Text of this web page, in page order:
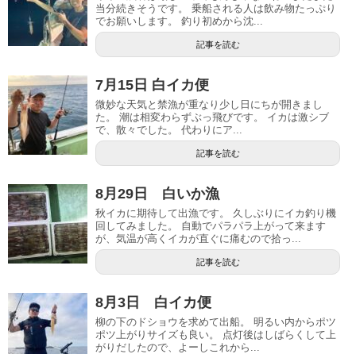
当分続きそうです。 乗船される人は飲み物たっぷり
でお願いします。 釣り初めから沈...
記事を読む
7月15日 白イカ便
微妙な天気と禁漁が重なり少し日にちが開きまし
た。 潮は相変わらずぶっ飛びです。 イカは激シブ
で、散々でした。 代わりにア...
記事を読む
8月29日 白いか漁
秋イカに期待して出漁です。 久しぶりにイカ釣り機
回してみました。 自動でパラパラ上がって来ます
が、気温が高くイカが直ぐに痛むので拾っ...
記事を読む
8月3日 白イカ便
柳の下のドショウを求めて出船。 明るい内からポツ
ポツ上がりサイズも良い。 点灯後はしばらくして上
がりだしたので、よーしこれから...